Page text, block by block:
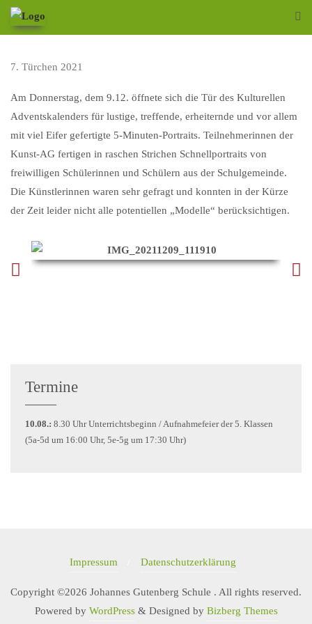
7. Türchen 2021
Am Donnerstag, dem 9.12. öffnete sich die Tür des Kulturellen
Adventskalenders für lustige, treffende, erheiternde und vor allem
mit viel Eifer gefertigte 5-Minuten-Portraits. Teilnehmerinnen der
Kunst-AG fertigen in raschen Strichen Schnellportraits von
freiwilligen Schülerinnen und Schülern aus der Schulgemeinde.
Die Künstlerinnen waren sehr gefragt und konnten in der Kürze
der Zeit leider nicht alle potentiellen „Modelle“ berücksichtigen.
Termine
10.08.: 8.30 Uhr Unterrichtsbeginn / Aufnahmefeier der 5. Klassen
(5a-5d um 16:00 Uhr, 5e-5g um 17:30 Uhr)
Impressum Datenschutzerklärung
Copyright ©2026 Johannes Gutenberg Schule . All rights reserved.
Powered by WordPress & Designed by Bizberg Themes